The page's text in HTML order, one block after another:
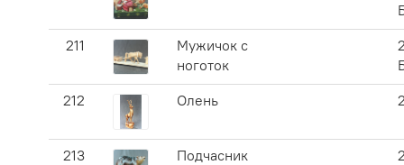
211
Мужичок с
ноготок
212
Олень
213
Подчасник